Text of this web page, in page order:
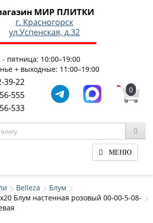
МИР ПЛИТКИ
г. Красногорск
ул.Успенская, д.32
пятница: 10:00–19:00
+ выходные: 11:00–19:00
39-22
555
533
0
МЕНЮ
Belleza
Блум
Блум настенная розовый 00-00-5-08-